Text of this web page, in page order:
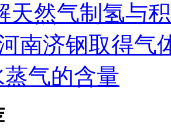
天然气制氢与
南济钢取得气
气的含量